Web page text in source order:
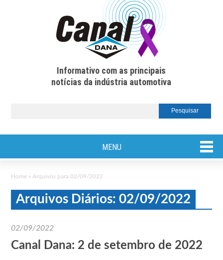
Informativo com as principais
notícias da indústria automotiva
MENU
Home » Arquivos para 02/09/2022
Arquivos Diários: 02/09/2022
02/09/2022
Canal Dana: 2 de setembro de 2022